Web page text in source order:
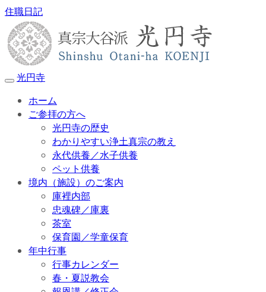
住職日記
光円寺
ホーム
ご参拝の方へ
光円寺の歴史
わかりやすい浄土真宗の教え
永代供養／水子供養
ペット供養
境内（施設）のご案内
庫裡内部
忠魂碑／庫裏
茶室
保育園／学童保育
年中行事
行事カレンダー
春・夏説教会